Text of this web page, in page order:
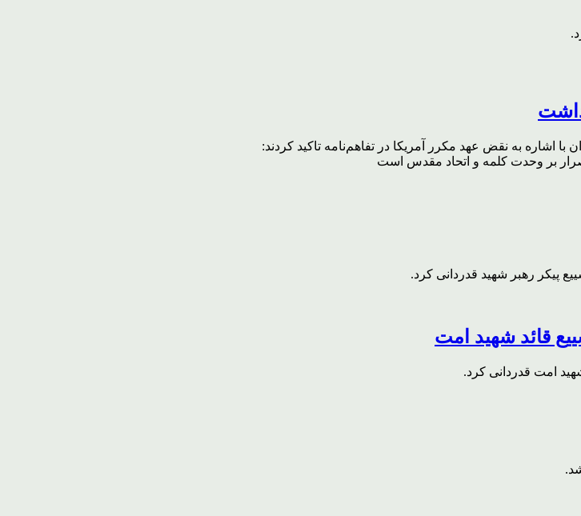
اشاره به نقض عهد مکرر آمریکا در تفاهم‌نامه تاکید کردند:
بر وحدت کلمه و اتحاد مقدس است
پیکر رهبر شهید قدردانی کرد.
قائد شهید امت
امت قدردانی کرد.